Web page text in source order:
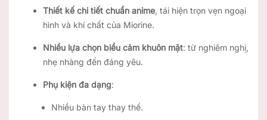
Thiết kế chi tiết chuẩn anime, tái hiện trọn vẹn ngoại
hình và khí chất của Miorine.
Nhiều lựa chọn biểu cảm khuôn mặt: từ nghiêm nghị,
nhẹ nhàng đến đáng yêu.
Phụ kiện đa dạng:
Nhiều bàn tay thay thế.